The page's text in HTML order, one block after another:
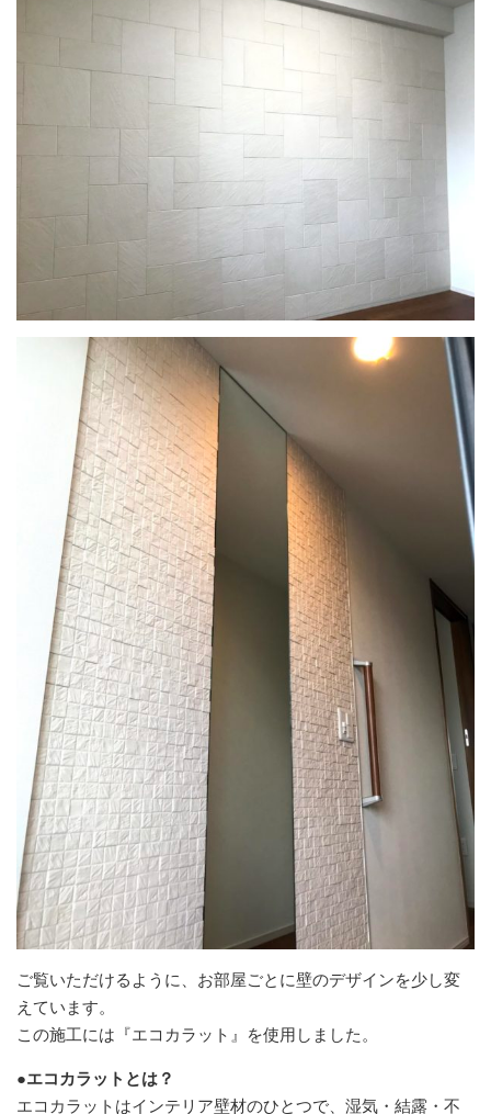
ご覧いただけるように、お部屋ごとに壁のデザインを少し変
えています。
この施工には『エコカラット』を使用しました。
●エコカラットとは？
エコカラットはインテリア壁材のひとつで、湿気・結露・不